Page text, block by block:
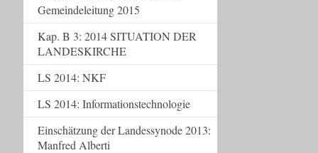
Gemeindeleitung 2015
Kap. B 3: 2014 SITUATION DER
LANDESKIRCHE
LS 2014: NKF
LS 2014: Informationstechnologie
Einschätzung der Landessynode 2013:
Manfred Alberti